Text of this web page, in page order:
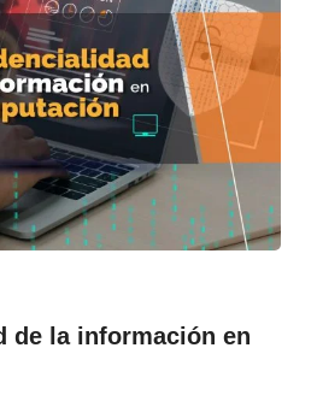
de la información en